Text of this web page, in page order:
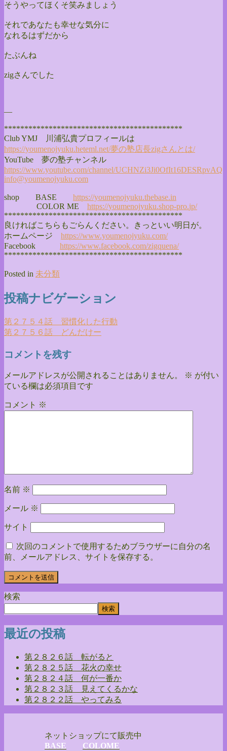
そうやってほくそ笑みましょう
それであなたも幸せな気分に
なれるはずだから
たぶんね
zigさんでした
—
********************************************
Club YMJ 川浦弘貴プロフィールは
https://youmenojyuku.heteml.net/夢の塾店長zigさんとは/
YouTube 夢の塾チャンネル
https://www.youtube.com/channel/UCHNZi3Ji0OfIt16DESRpvAQ
info@youmenojyuku.com
shop BASE https://youmenojyuku.thebase.in
COLOR ME https://youmenojyuku.shop-pro.jp/
********************************************
良ければこちらもごらんください。きっといい明日が。
ホームページ https://www.youmenojyuku.com/
Facebook https://www.facebook.com/zigquena/
********************************************
Posted in 未分類
投稿ナビゲーション
第２７５４話 習慣化した行動
第２７５６話 どんだけー
コメントを残す
メールアドレスが公開されることはありません。 ※ が付い
ている欄は必須項目です
コメント ※
名前 ※
メール ※
サイト
次回のコメントで使用するためブラウザーに自分の名
前、メールアドレス、サイトを保存する。
検索
検索
最近の投稿
第２８２６話 転がると
第２８２５話 花火の幸せ
第２８２４話 何が一番か
第２８２３話 見えてくるかな
第２８２２話 やってみる
ネットショップにて販売中
BASE
COLOME